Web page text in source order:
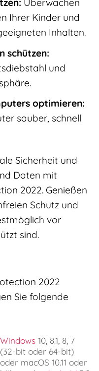
Überwachen
Ihrer Kinder und
Inhalten.
schützen:
und
optimieren:
sauber, schnell
Sicherheit und
Daten mit
2022. Genießen
Schutz und
vor
sind.
2022
Sie folgende
Windows10, 8.1, 8, 7
(32-bit oder 64-bit)
oder macOS 10.11 oder